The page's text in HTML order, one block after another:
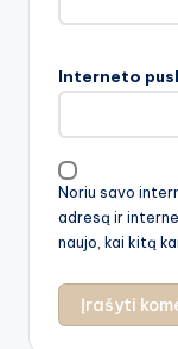
Interneto
Noriu savo
adresą ir
naujo, kai kitą